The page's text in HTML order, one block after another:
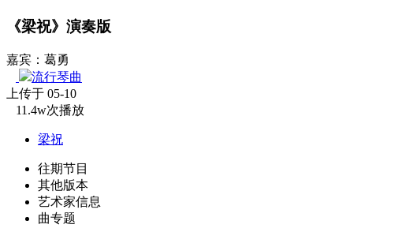
《梁祝》演奏版
嘉宾：葛勇
流行琴曲
上传于 05-10
11.4w次播放
梁祝
往期节目
其他版本
艺术家信息
曲专题